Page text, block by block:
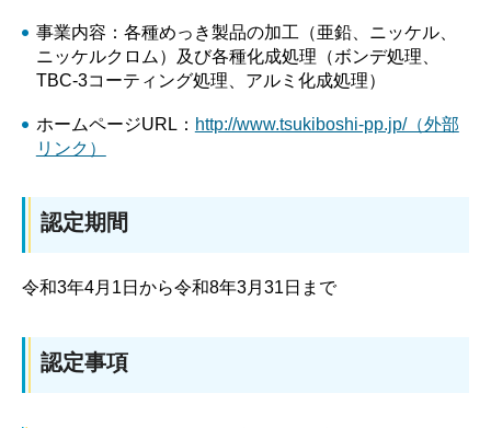
事業内容：各種めっき製品の加工（亜鉛、ニッケル、
ニッケルクロム）及び各種化成処理（ボンデ処理、
TBC-3コーティング処理、アルミ化成処理）
ホームページURL： http://www.tsukiboshi-pp.jp/（外部
リンク）
認定期間
令和3年4月1日から令和8年3月31日まで
認定事項